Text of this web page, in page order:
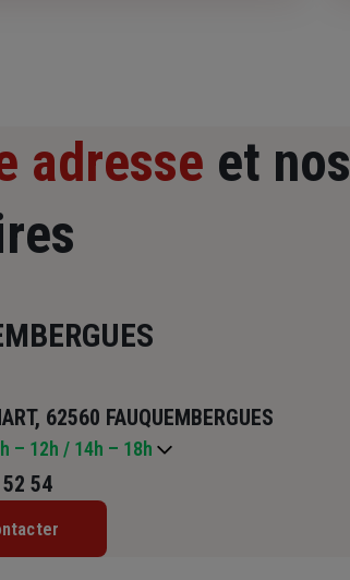
adresse et nos
62560 FAUQUEMBERGUES
Ouvert 09h – 12h / 14h – 18h
– 12h / 14h – 18h
54